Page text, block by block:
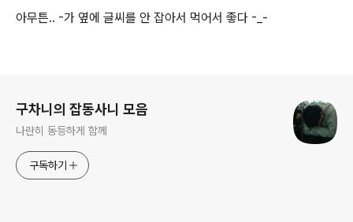
아무튼.. -가 옆에 글씨를 안 잡아서 먹어서 좋다 -_-
구차니의 잡동사니 모음
나란히 동등하게 함께
구독하기